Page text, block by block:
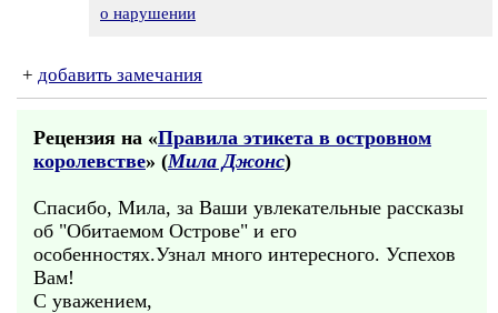
о нарушении
+ добавить замечания
Рецензия на «Правила этикета в островном
королевстве» (Мила Джонс)
Спасибо, Мила, за Ваши увлекательные рассказы
об "Обитаемом Острове" и его
особенностях.Узнал много интересного. Успехов
Вам!
С уважением,